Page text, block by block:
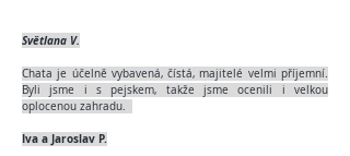
Světlana V.
Chata je účelně vybavená, čístá, majitelé velmi příjemní.
Byli jsme i s pejskem, takže jsme ocenili i velkou
oplocenou zahradu.
Iva a Jaroslav P.